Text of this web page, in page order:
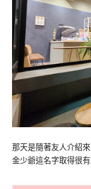
那天是隨著友人介紹
金少爺這名字取得很